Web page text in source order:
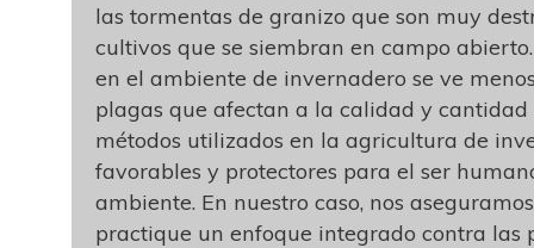
las tormentas de granizo que son muy
cultivos que se siembran en campo
en el ambiente de invernadero se ve
plagas que afectan a la calidad y cantidad
métodos utilizados en la agricultura de
favorables y protectores para el ser
ambiente. En nuestro caso, nos
practique un enfoque integrado contra las